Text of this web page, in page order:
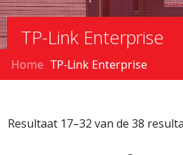
TP-Link Enterprise
Home TP-Link Enterprise
Resultaat 17–32 van de 38